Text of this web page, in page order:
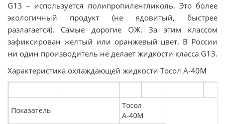
G13 – используется полипропиленгликоль. Это более
экологичный продукт (не ядовитый, быстрее
разлагается). Самые дорогие ОЖ. За этим классом
зафиксирован желтый или оранжевый цвет. В России
ни один производитель не делает жидкости класса G13.
Характеристика охлаждающей жидкости Тосол А-40М
Показатель
Тосол
А-40М